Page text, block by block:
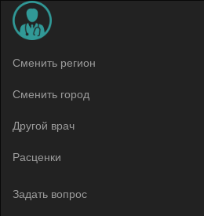
Сменить регион
Сменить город
Другой врач
Расценки
Задать вопрос